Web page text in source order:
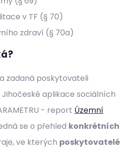
v TF (§ 70)
zdraví (§ 70a)
zadaná poskytovateli
aplikace sociálních
- report Územní
se o přehled konkrétních
ve kterých poskytovatelé